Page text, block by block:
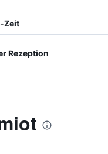
Zeit
Rezeption